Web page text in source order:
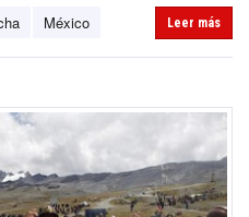
México Leer más